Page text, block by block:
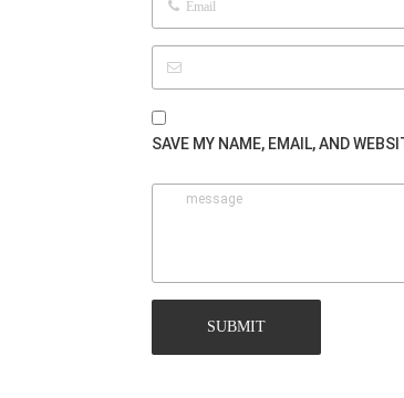
SAVE MY NAME, EMAIL, AND